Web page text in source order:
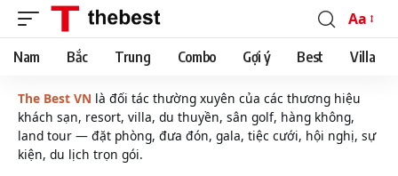
Font
Resizer
Aa
Nam Bắc Trung Combo Gợi ý Best Villa
The Best VN là đối tác thường xuyên của các thương hiệu
khách sạn, resort, villa, du thuyền, sân golf, hàng không,
land tour — đặt phòng, đưa đón, gala, tiệc cưới, hội nghị, sự
kiện, du lịch trọn gói.